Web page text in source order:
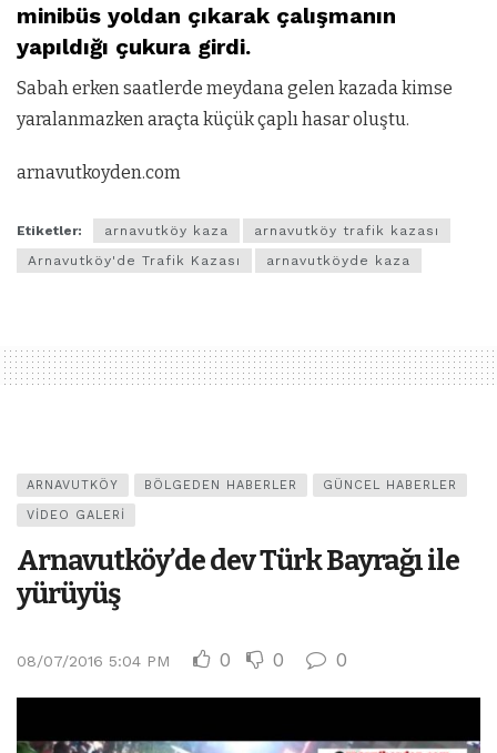
minibüs yoldan çıkarak çalışmanın
yapıldığı çukura girdi.
Sabah erken saatlerde meydana gelen kazada kimse
yaralanmazken araçta küçük çaplı hasar oluştu.
arnavutkoyden.com
Etiketler: arnavutköy kaza
arnavutköy trafik kazası
Arnavutköy'de Trafik Kazası
arnavutköyde kaza
ARNAVUTKÖY BÖLGEDEN HABERLER GÜNCEL HABERLER
VIDEO GALERI
Arnavutköy’de dev Türk Bayrağı ile
yürüyüş
08/07/2016 5:04 PM 0 0 0